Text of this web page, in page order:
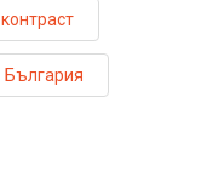
контраст
България